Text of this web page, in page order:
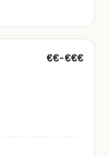
€€-€€€